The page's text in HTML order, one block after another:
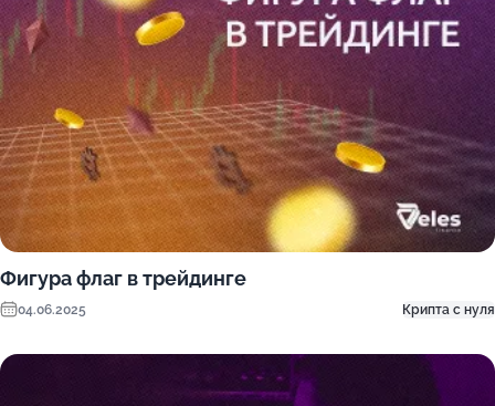
Фигура флаг в трейдинге
04.06.2025 Крипта с нуля